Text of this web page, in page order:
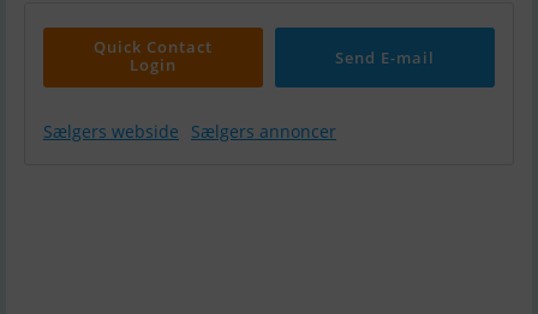
Quick Contact
Login
Send E-mail
Sælgers webside Sælgers annoncer